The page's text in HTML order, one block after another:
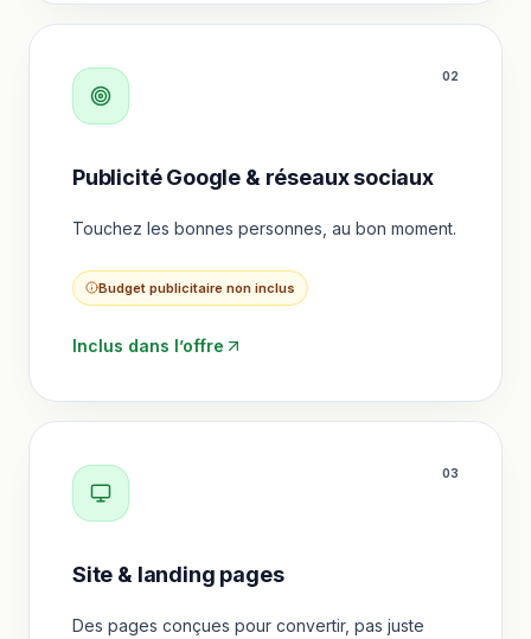
02
Publicité Google & réseaux sociaux
Touchez les bonnes personnes, au bon moment.
Budget publicitaire non inclus
Inclus dans l’offre
03
Site & landing pages
Des pages conçues pour convertir, pas juste